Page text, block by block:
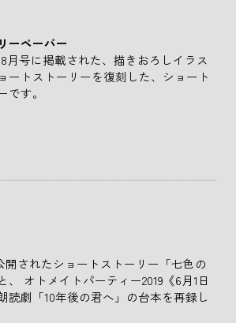
ーペーパー
8月号に掲載された、描きおろしイラス
ートストーリーを復刻した、ショート
す。
開されたショートストーリー「七色の
、 オトメイトパーティー2019《6月1日
読劇「10年後の君へ」の台本を再録し